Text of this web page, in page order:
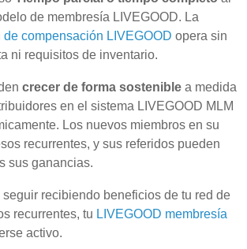
de membresía LIVEGOOD. La
de compensación LIVEGOOD opera sin
ni requisitos de inventario.
crecer de forma sostenible a medida
en el sistema LIVEGOOD MLM
Los nuevos miembros en su
recurrentes, y sus referidos pueden
sus ganancias.
seguir recibiendo beneficios de tu red de
recurrentes, tu LIVEGOOD membresía
activo.